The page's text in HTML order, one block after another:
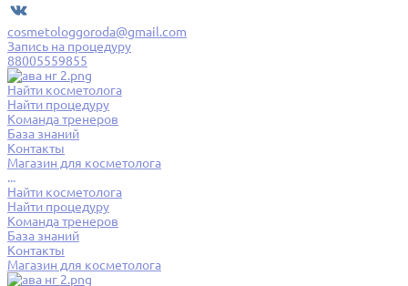
cosmetologgoroda@gmail.com
Запись на процедуру
88005559855
Найти косметолога
Найти процедуру
Команда тренеров
База знаний
Контакты
Магазин для косметолога
...
Найти косметолога
Найти процедуру
Команда тренеров
База знаний
Контакты
Магазин для косметолога